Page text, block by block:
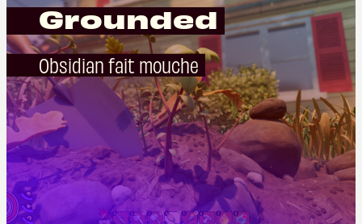
Grounded
Obsidian fait mouche